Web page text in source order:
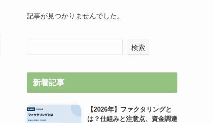
記事が見つかりませんでした。
検索
新着記事
【2026年】ファクタリングと
は？仕組みと注意点、資金調達